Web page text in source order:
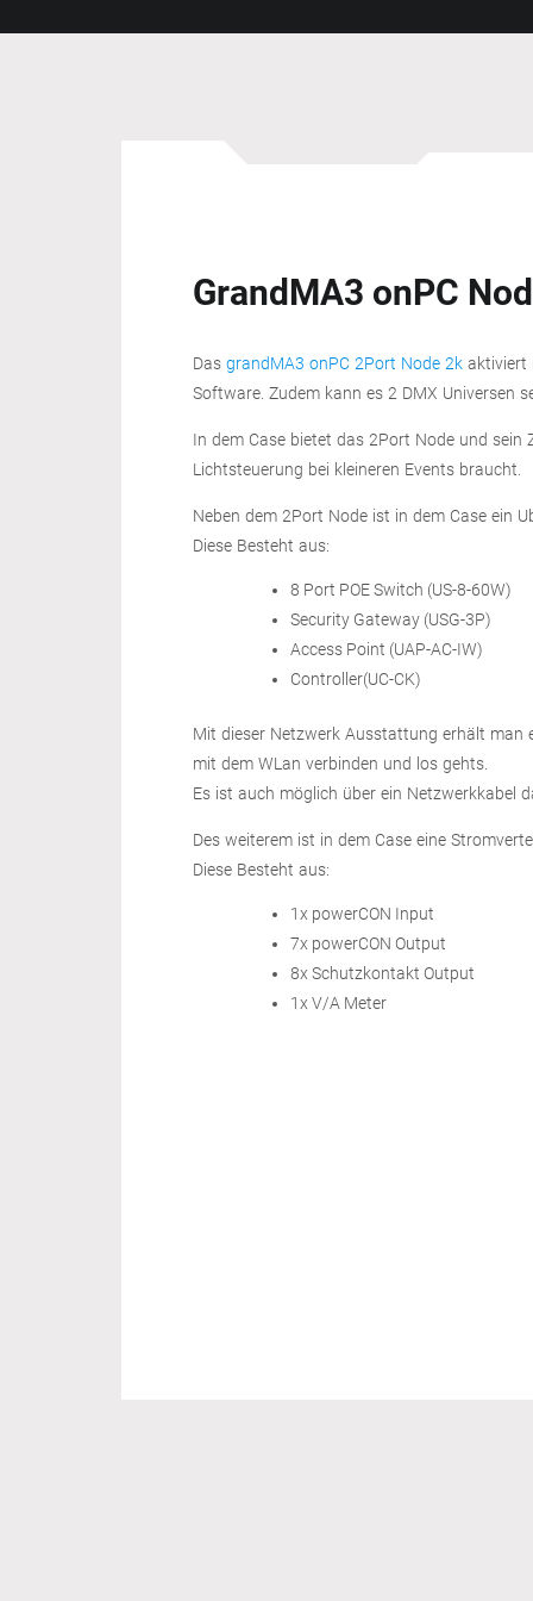
GrandMA3 onPC
Das grandMA3 onPC 2Port Node 2k aktiviert
Software. Zudem kann es 2 DMX Universen
In dem Case bietet das 2Port Node und
Lichtsteuerung bei kleineren Events braucht.
Neben dem 2Port Node ist in dem Case ein
Diese Besteht aus:
8 Port POE Switch (US-8-60W)
Security Gateway (USG-3P)
Access Point (UAP-AC-IW)
Controller(UC-CK)
Mit dieser Netzwerk Ausstattung erhält man
mit dem WLan verbinden und los gehts.
Es ist auch möglich über ein Netzwerkkabel
Des weiterem ist in dem Case eine
Diese Besteht aus:
1x powerCON Input
7x powerCON Output
8x Schutzkontakt Output
1x V/A Meter